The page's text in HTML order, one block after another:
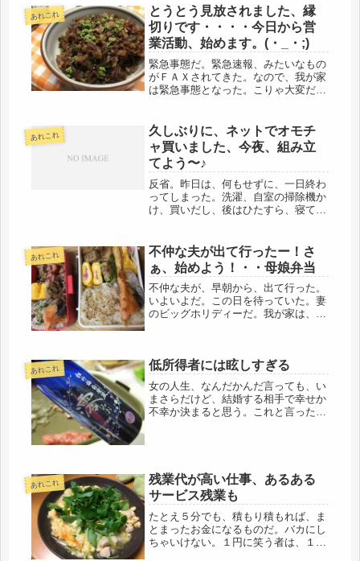
見...
あれこれ
とうとう見放されました、縁
切りです・・・・今日から営
業活動、始めます。(・_・;)
緊急事態だ。緊急速報、みたいなもの
がＦＡＸされてきた。なので、我が家
は緊急事態となった。こりゃ大変だ
避難勧告発令だ。夫は、下請け業者と
して、工事関係の自営をしてきた
が、...
あれこれ
久しぶりに、ネットでオモチ
ャ買いました、今夜、組み立
てよう〜♪
反省。昨日は、何もせずに、一日終わ
ってしまった。洗濯、自室の掃除機か
け、買いだし、後はひたすら、寝てま
昼でさえも、食べた途端だもの
ね・・・(ーー;)とりあえず、寝てしま
うの...
あれこれ
不仲な夫が出て行ったー！さ
ぁ、始めよう！・・母娘弁当
不仲な夫が、早朝から、出て行った。
いよいよだ。この日を待っていた。妻
のビッグホリディーだ。我が家は、１
日、仕事から帰れば、きっと、のびの
び...
あれこれ 低所得者には眩しすぎる
女の人生、なんだかんだ言っても、い
まさらだけど、結婚する相手で幸せか
不幸か決まると思う。これと言った相
い...
あれこれ
残業代が高い仕事、あるある
サービス残業も
たとえ５分でも、積もり積もれば、ま
とまったお金になるものだ。バカにし
ちゃいけない。１円に笑う者は、１円